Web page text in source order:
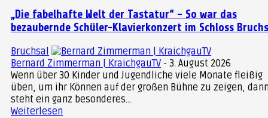
Großskulpturen 1974 bis 2020“
Wann: Bis Sonntag, 25. Oktober 2020
Eintritt frei!
„Die fabelhafte Welt der Tastatur“ – So war das
bezaubernde Schüler-Klavierkonzert im Schloss
Bruchsal
Bernard Zimmerman | KraichgauTV - 3. August 2026
Wenn über 30 Kinder und Jugendliche viele Monate fleißig
üben, um ihr Können auf der großen Bühne zu zeigen,
steht ein ganz besonderes...
Weiterlesen